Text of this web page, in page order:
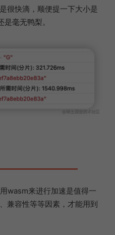
很快滴，顺便提一下大小是
毫无鸭梨。
wasm来进行加速是值得一
兼容性等等因素，才能用到